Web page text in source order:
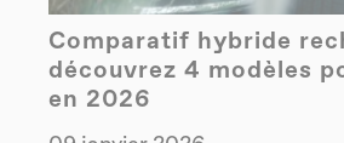
Comparatif hybride
découvrez 4 modèles
en 2026